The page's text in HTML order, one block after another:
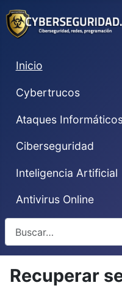
Inicio
Cybertrucos
Ataques
Ciberseguridad
Inteligencia Artificial
Antivirus Online
Recuperar